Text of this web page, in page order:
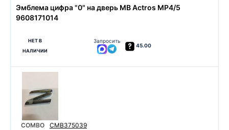
Эмблема цифра "0" на дверь MB Actros MP4/5
9608171014
НЕТ В
НАЛИЧИИ
Запросить
45.00
COMBO CMB375039